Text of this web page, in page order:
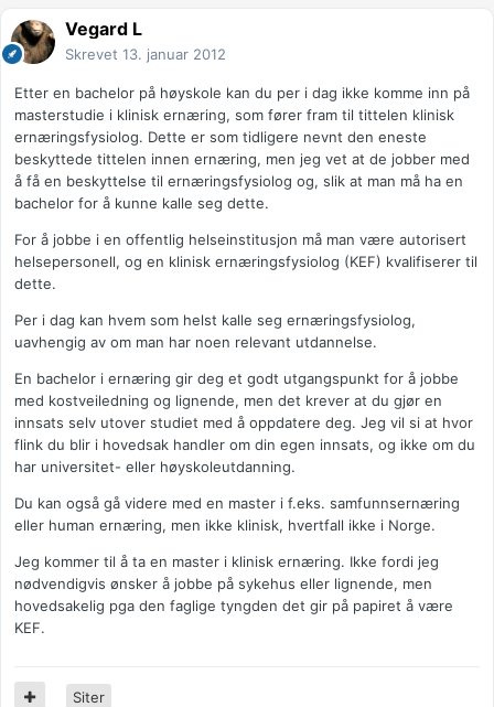
Vegard L
Skrevet 13. januar 2012
Etter en bachelor på høyskole kan du per i dag ikke komme inn på
masterstudie i klinisk ernæring, som fører fram til tittelen klinisk
ernæringsfysiolog. Dette er som tidligere nevnt den eneste
beskyttede tittelen innen ernæring, men jeg vet at de jobber med
å få en beskyttelse til ernæringsfysiolog og, slik at man må ha en
bachelor for å kunne kalle seg dette.
For å jobbe i en offentlig helseinstitusjon må man være autorisert
helsepersonell, og en klinisk ernæringsfysiolog (KEF) kvalifiserer til
dette.
Per i dag kan hvem som helst kalle seg ernæringsfysiolog,
uavhengig av om man har noen relevant utdannelse.
En bachelor i ernæring gir deg et godt utgangspunkt for å jobbe
med kostveiledning og lignende, men det krever at du gjør en
innsats selv utover studiet med å oppdatere deg. Jeg vil si at hvor
flink du blir i hovedsak handler om din egen innsats, og ikke om du
har universitet- eller høyskoleutdanning.
Du kan også gå videre med en master i f.eks. samfunnsernæring
eller human ernæring, men ikke klinisk, hvertfall ikke i Norge.
Jeg kommer til å ta en master i klinisk ernæring. Ikke fordi jeg
nødvendigvis ønsker å jobbe på sykehus eller lignende, men
hovedsakelig pga den faglige tyngden det gir på papiret å være
KEF.
Siter